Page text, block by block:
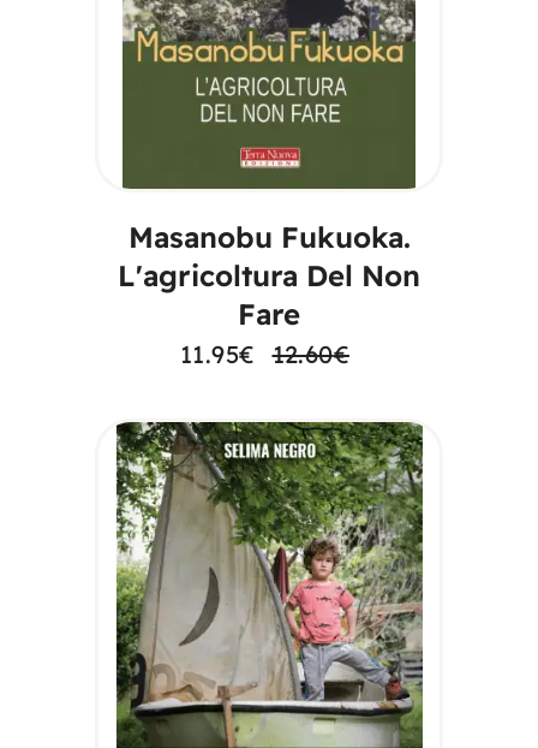
LEGGI TUTTO
Masanobu Fukuoka.
L'agricoltura Del Non
Fare
12.60€
11.95€